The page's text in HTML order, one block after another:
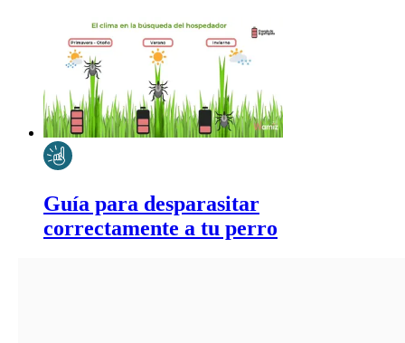
Guía para desparasitar
correctamente a tu perro